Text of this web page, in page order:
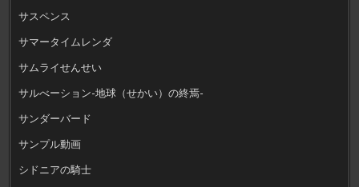
サスペンス
サマータイムレンダ
サムライせんせい
サルべーション-地球（せかい）の終焉-
サンダーバード
サンプル動画
シドニアの騎士